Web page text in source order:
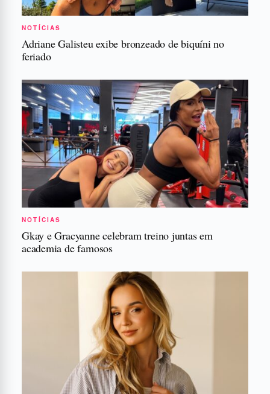
NOTÍCIAS
Adriane Galisteu exibe bronzeado de biquíni no
feriado
NOTÍCIAS
Gkay e Gracyanne celebram treino juntas em
academia de famosos